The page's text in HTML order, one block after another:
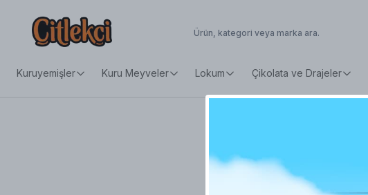
Kuruyemişler Kuru Meyveler Lokum Çikolata ve Drajeler